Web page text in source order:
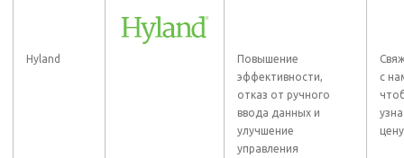
Hyland
Повышение
эффективности,
отказ от ручного
ввода данных и
улучшение
управления
с